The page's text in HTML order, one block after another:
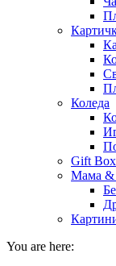
Коледа
Gift Box
Мама &
You are here: